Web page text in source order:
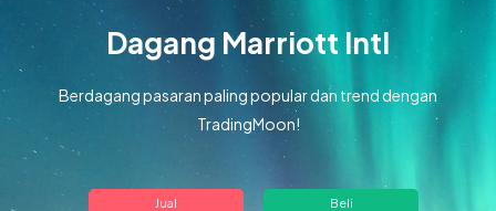
Tentang kami
Dagang Marriott Intl
Berdagang pasaran paling popular dan trend dengan
TradingMoon!
Jual Beli